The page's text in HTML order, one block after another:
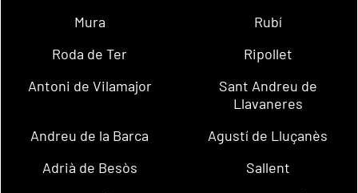
Mura
Rubí
Roda de Ter
Ripollet
Antoni de Vilamajor
Sant Andreu de
Llavaneres
Andreu de la Barca
Agustí de Lluçanès
Adrià de Besòs
Sallent